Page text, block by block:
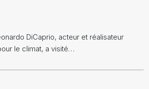
DiCaprio, acteur et réalisateur
le climat, a visité…